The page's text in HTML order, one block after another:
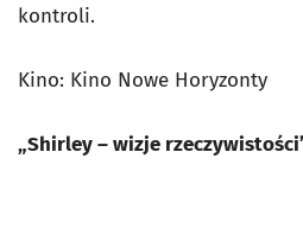
kontroli.
Kino: Kino Nowe Horyzonty
„Shirley – wizje